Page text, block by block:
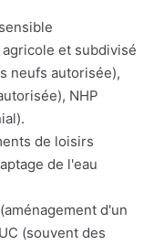
et subdivisé
neufs autorisée),
NHP
de loisirs
de l'eau
d'un
(souvent des